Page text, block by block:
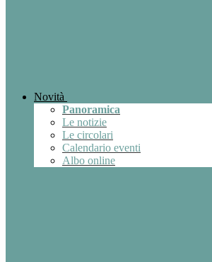
Novità
Panoramica
Le notizie
Le circolari
Calendario eventi
Albo online